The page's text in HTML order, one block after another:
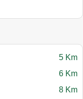
5 Km
6 Km
8 Km